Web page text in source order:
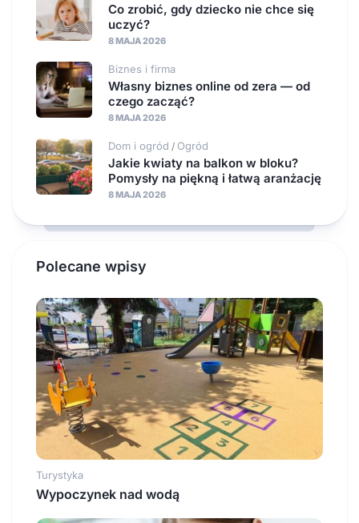
Co zrobić, gdy dziecko nie chce się
uczyć?
8 MAJA 2026
Biznes i firma
Własny biznes online od zera — od
czego zacząć?
8 MAJA 2026
Dom i ogród / Ogród
Jakie kwiaty na balkon w bloku?
Pomysły na piękną i łatwą aranżację
8 MAJA 2026
Polecane wpisy
Turystyka
Wypoczynek nad wodą